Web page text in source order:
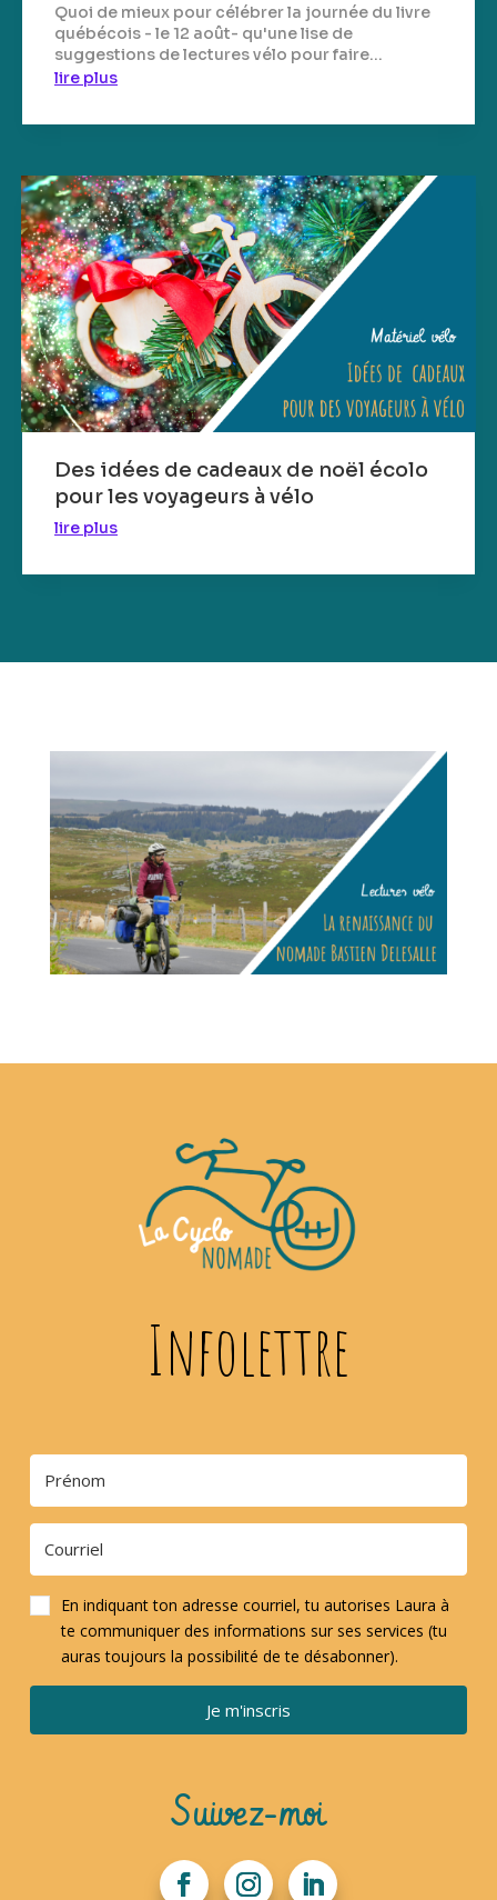
Quoi de mieux pour célébrer la journée du livre
québécois - le 12 août- qu'une lise de
suggestions de lectures vélo pour faire...
lire plus
Des idées de cadeaux de noël écolo
pour les voyageurs à vélo
lire plus
Infolettre
En indiquant ton adresse courriel, tu autorises Laura à
te communiquer des informations sur ses services (tu
auras toujours la possibilité de te désabonner).
Je m'inscris
Suivez-moi